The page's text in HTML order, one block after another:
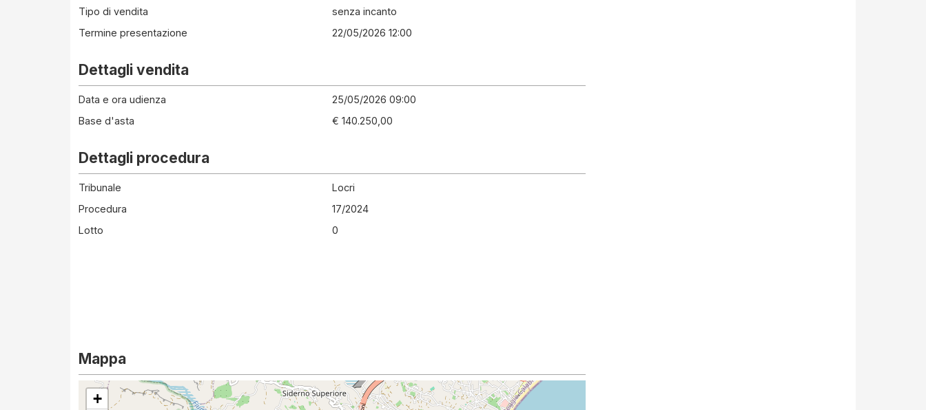
Tipo di vendita
senza incanto
Termine presentazione
22/05/2026 12:00
Dettagli vendita
Data e ora udienza
25/05/2026 09:00
Base d'asta
€ 140.250,00
Dettagli procedura
Tribunale
Locri
Procedura
17/2024
Lotto
0
Mappa
+